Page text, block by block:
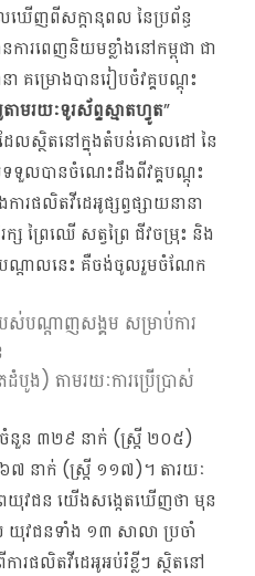
ើញពីសក្តានុពល នៃប្រព័ន្ធ
ការពេញនិយមខ្លាំងនៅកម្ពុជា ជា
គម្រោងបានរៀបចំវគ្គបណ្តុះ
ាមរយៈទូរស័ព្ទស្មាតហ្វូត”
លស្ថិតនៅក្នុងតំបន់គោលដៅ នៃ
ទួលបានចំណេះដឹងពីវគ្គបណ្តុះ
រផលិតវីដេអូផ្សព្វផ្សាយនានា
ស ព្រៃឈើ សត្វព្រៃ ជីវចម្រុះ និង
ណ្តាលនេះ គឺចង់ចូលរួមចំណែក
ស់បណ្តាញសង្គម សម្រាប់ការ
ង) តាមរយៈការប្រើប្រាស់
នួន ៣២៩ នាក់ (ស្រ្តី ២០៥)
៧ នាក់ (ស្ត្រី ១១៧)។ តារយៈ
ពយុវជន យើងសង្កេតឃើញថា មុន
យុវជនទាំង ១៣ សាលា ប្រចាំ
រផលិតវីដេអូអប់រំខ្លីៗ ស្ថិតនៅ